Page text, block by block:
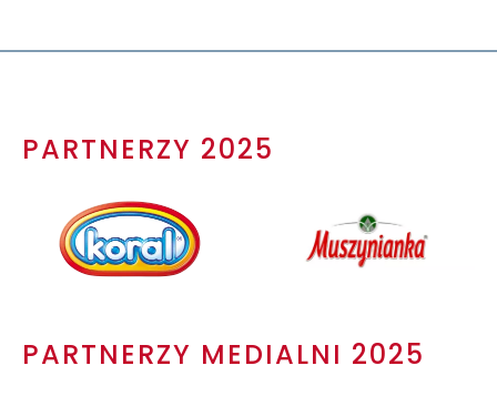
PARTNERZY 2025
PARTNERZY MEDIALNI 2025